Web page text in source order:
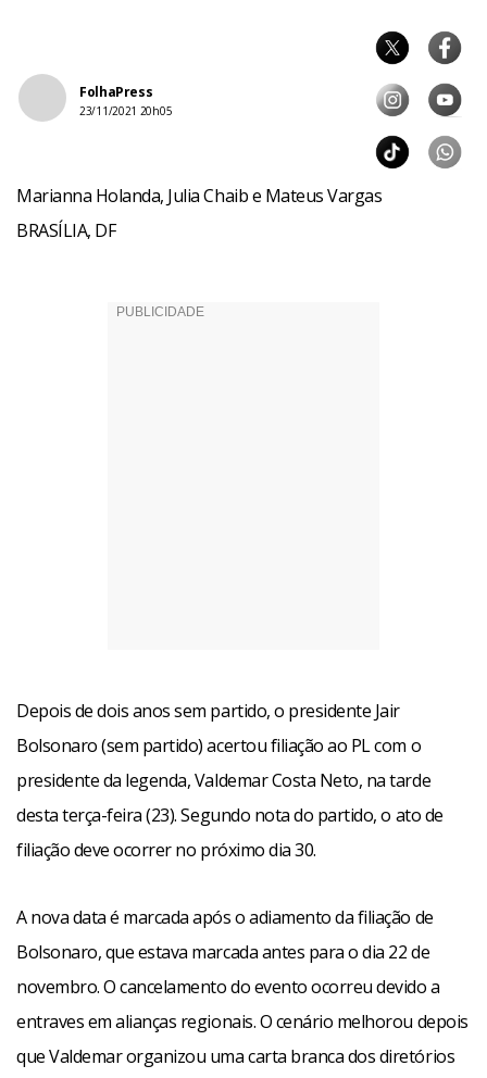
FolhaPress
23/11/2021 20h05
Marianna Holanda, Julia Chaib e Mateus Vargas
BRASÍLIA, DF
Depois de dois anos sem partido, o presidente Jair
Bolsonaro (sem partido) acertou filiação ao PL com o
presidente da legenda, Valdemar Costa Neto, na tarde
desta terça-feira (23). Segundo nota do partido, o ato de
filiação deve ocorrer no próximo dia 30.
A nova data é marcada após o adiamento da filiação de
Bolsonaro, que estava marcada antes para o dia 22 de
novembro. O cancelamento do evento ocorreu devido a
entraves em alianças regionais. O cenário melhorou depois
que Valdemar organizou uma carta branca dos diretórios